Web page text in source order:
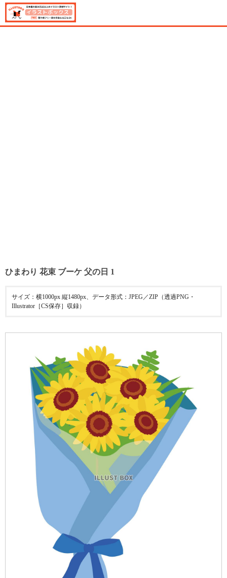
ひまわり 花束 ブーケ 父の日 1
サイズ：横1000px 縦1480px、データ形式：JPEG／ZIP（透過PNG・
Illustrator［CS保存］収録）